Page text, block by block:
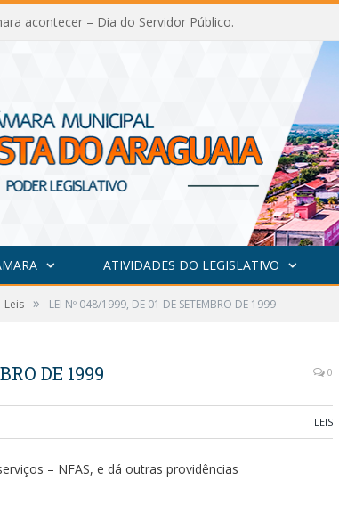
acontecer – Dia do Servidor Público.
ATIVIDADES DO LEGISLATIVO
Leis » LEI Nº 048/1999, DE 01 DE SETEMBRO DE 1999
DE 1999 0
LEIS
– NFAS, e dá outras providências